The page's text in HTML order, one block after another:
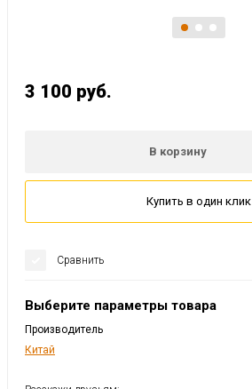
3 100 руб.
В корзину
Купить в один клик
Сравнить
Выберите параметры товара
Производитель
Китай